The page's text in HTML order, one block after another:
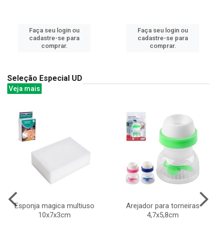
Faça seu login ou
cadastre-se para
comprar.
Faça seu login ou
cadastre-se para
comprar.
Seleção Especial UD
Veja mais
Esponja magica multiuso
10x7x3cm
Arejador para torneiras
4,7x5,8cm